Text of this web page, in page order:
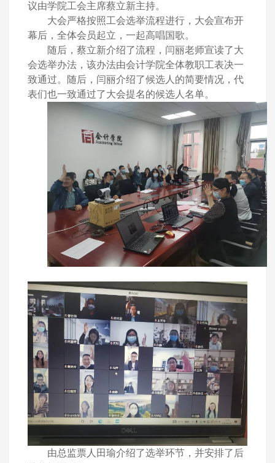
议由学院工会主席蔡立新主持。
大会严格按照工会选举流程进行，大会宣布开
幕后，全体会员起立，一起高唱国歌。
随后，蔡立新介绍了流程，闫丽老师宣读了大
会选举办法，该办法由会计学院全体教职工表决一
致通过。随后，闫丽介绍了候选人的简要情况，代
表们也一致通过了大会提名的候选人名单。
由总监票人田瑜介绍了选举环节，并安排了后